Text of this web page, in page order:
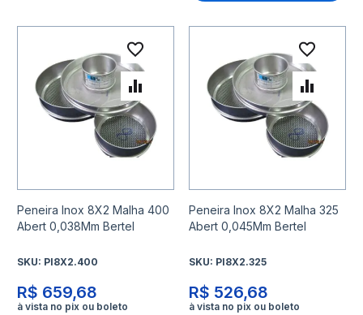
Peneira Inox 8X2 Malha 400
Abert 0,038Mm Bertel
SKU: PI8X2.400
R$ 659,68
Adicionar à lista de
Adicionar para Comparar
Peneira Inox 8X2 Malha 325
Abert 0,045Mm Bertel
SKU: PI8X2.325
R$ 526,68